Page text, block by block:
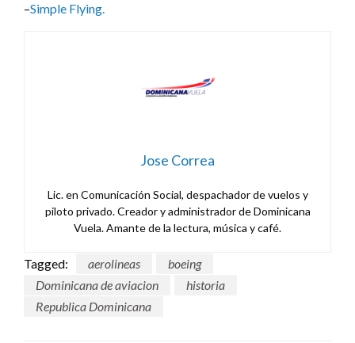
–Simple Flying.
Jose Correa
Lic. en Comunicación Social, despachador de vuelos y
piloto privado. Creador y administrador de Dominicana
Vuela. Amante de la lectura, música y café.
Tagged: aerolineas
boeing
Dominicana de aviacion
historia
Republica Dominicana